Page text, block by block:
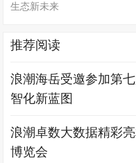
生态新未来
推荐阅读
浪潮海岳受邀参加第
智化新蓝图
浪潮卓数大数据精彩
博览会